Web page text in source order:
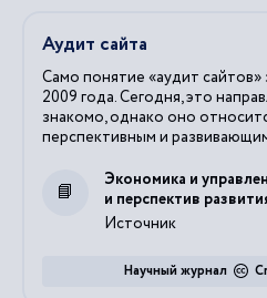
Аудит сайта
Само понятие «аудит
2009 года. Сегодня, это
знакомо, однако оно
перспективным и
Источник
Экономика и
и перспектив
Научный журнал